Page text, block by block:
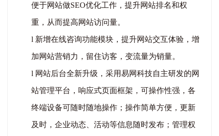
便于网站做SEO优化工作，提升网站排名和权
重，从而提高网站访问量。
l 新增在线咨询功能模块，提升网站交互体验，增
加网站营销力，留住访客，变流量为销量。
l 网站后台全新升级，采用易网科技自主研发的网
站管理平台，响应式页面框架，可操作性强，各
终端设备可随时随地操作；操作简单方便，更新
及时，企业动态、活动等信息随时发布；管理权